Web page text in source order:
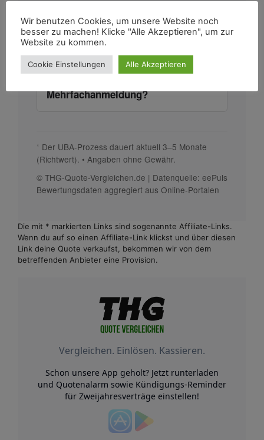
Darf ich die ePrämie bei mehreren
Anbietern zugleich beantragen?
Mehrfachanmeldung?
¹ Der UBA-Prozess dauert aktuell 3–5 Monate
(Richtwert). • Angaben ohne Gewähr.
© THG-Quote-Vergleichen.de | Datenquelle: eePuls
Bewertungs­daten aggregiert aus Online-Portalen
Die mit * markierten Links sind sogenannte Affiliate-Links.
Wenn du auf so einen Affiliate-Link klickst und über diesen
Link deine Quote verkaufst, bekommen wir von dem
betreffenden Anbieter eine Provision.
Wir benutzen Cookies, um unsere Website noch
besser zu machen! Klicke "Alle Akzeptieren", um zur
Website zu kommen.
Cookie Einstellungen Alle Akzeptieren